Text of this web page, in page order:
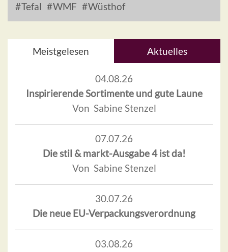
Tefal
WMF Wüsthof
Meistgelesen Aktuelles
04.08.26
Inspirierende Sortimente und gute Laune
Von Sabine Stenzel
07.07.26
Die stil & markt-Ausgabe 4 ist da!
Von Sabine Stenzel
30.07.26
Die neue EU-Verpackungsverordnung
03.08.26